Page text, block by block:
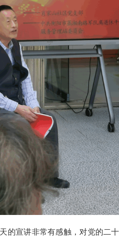
的宣讲非常有感触，对党的二